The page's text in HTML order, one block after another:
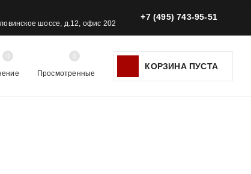
шоссе, д.12, офис 202
+7 (495) 743-95-51
0
Просмотренные
0
КОРЗИНА ПУСТА